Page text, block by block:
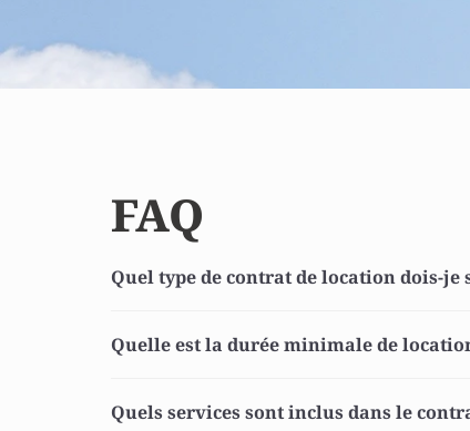
FAQ
Quel type de contrat de location dois-je
Quelle est la durée minimale de
Quels services sont inclus dans le